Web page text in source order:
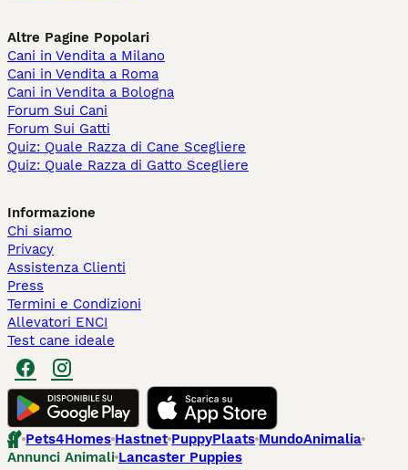
Altre Pagine Popolari
Cani in Vendita a Milano
Cani in Vendita a Roma
Cani in Vendita a Bologna
Forum Sui Cani
Forum Sui Gatti
Quiz: Quale Razza di Cane Scegliere
Quiz: Quale Razza di Gatto Scegliere
Informazione
Chi siamo
Privacy
Assistenza Clienti
Press
Termini e Condizioni
Allevatori ENCI
Test cane ideale
Pets4Homes Hastnet PuppyPlaats MundoAnimalia
Annunci Animali Lancaster Puppies